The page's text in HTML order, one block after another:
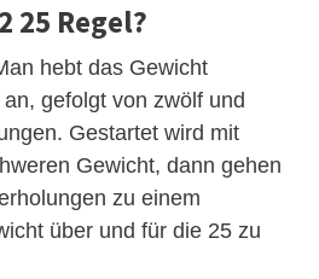
25 Regel?
hebt das Gewicht
gefolgt von zwölf und
Gestartet wird mit
Gewicht, dann gehen
zu einem
über und für die 25 zu